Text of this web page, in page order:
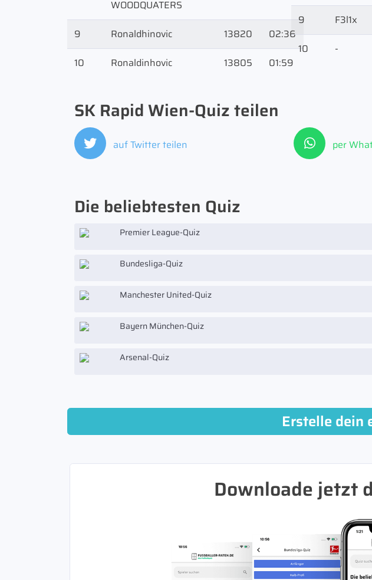
WOODQUATERS
9 Ronaldhinovic 13820
02:36
10
Ronaldinhovic 13805 01:59
9
F3l1x
10
-
SK Rapid Wien-Quiz teilen
auf Twitter teilen per
Die beliebtesten Quiz
Premier League-Quiz
Bundesliga-Quiz
Manchester United-Quiz
Bayern München-Quiz
Arsenal-Quiz
Erstelle dein
Downloade jetzt